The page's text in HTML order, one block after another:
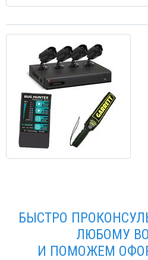
БЫСТРО
ЛЮБОМУ
И ПОМОЖЕМ